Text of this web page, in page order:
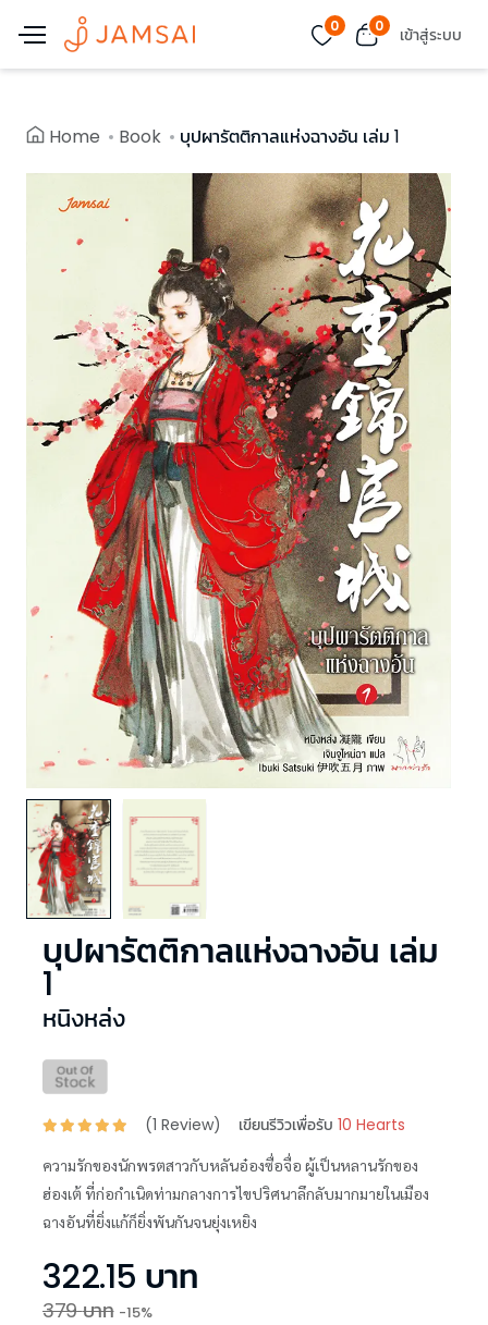
0 0 เข้าสู่ระบบ
Home Book บุปผารัตติกาลแห่งฉางอัน เล่ม 1
บุปผารัตติกาลแห่งฉางอัน เล่ม
1
หนิงหล่ง
(1 Review) เขียนรีวิวเพื่อรับ 10 Hearts
ความรักของนักพรตสาวกับหลันอ๋องซื่อจื่อ ผู้เป็นหลานรักของ
ฮ่องเต้ ที่ก่อกำเนิดท่ามกลางการไขปริศนาลึกลับมากมายในเมือง
ฉางอันที่ยิ่งแก้ก็ยิ่งพันกันจนยุ่งเหยิง
322.15 บาท
379บาท -15%